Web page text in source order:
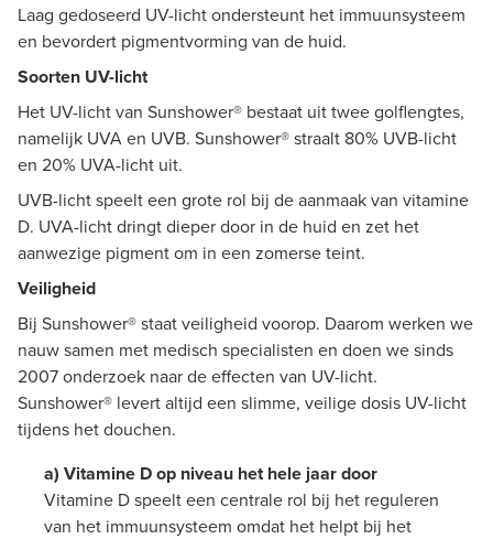
Laag gedoseerd UV-licht ondersteunt het immuunsysteem
en bevordert pigmentvorming van de huid.
Soorten UV-licht
Het UV-licht van Sunshower® bestaat uit twee golflengtes,
namelijk UVA en UVB. Sunshower® straalt 80% UVB-licht
en 20% UVA-licht uit.
UVB-licht speelt een grote rol bij de aanmaak van vitamine
D. UVA-licht dringt dieper door in de huid en zet het
aanwezige pigment om in een zomerse teint.
Veiligheid
Bij Sunshower® staat veiligheid voorop. Daarom werken we
nauw samen met medisch specialisten en doen we sinds
2007 onderzoek naar de effecten van UV-licht.
Sunshower® levert altijd een slimme, veilige dosis UV-licht
tijdens het douchen.
a) Vitamine D op niveau het hele jaar door
Vitamine D speelt een centrale rol bij het reguleren
van het immuunsysteem omdat het helpt bij het